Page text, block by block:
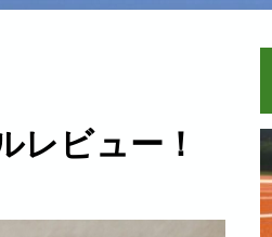
レビュー！